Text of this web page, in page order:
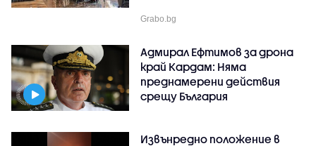
Grabo.bg
Адмирал Ефтимов за дрона
край Кардам: Няма
преднамерени действия
срещу България
Извънредно положение в